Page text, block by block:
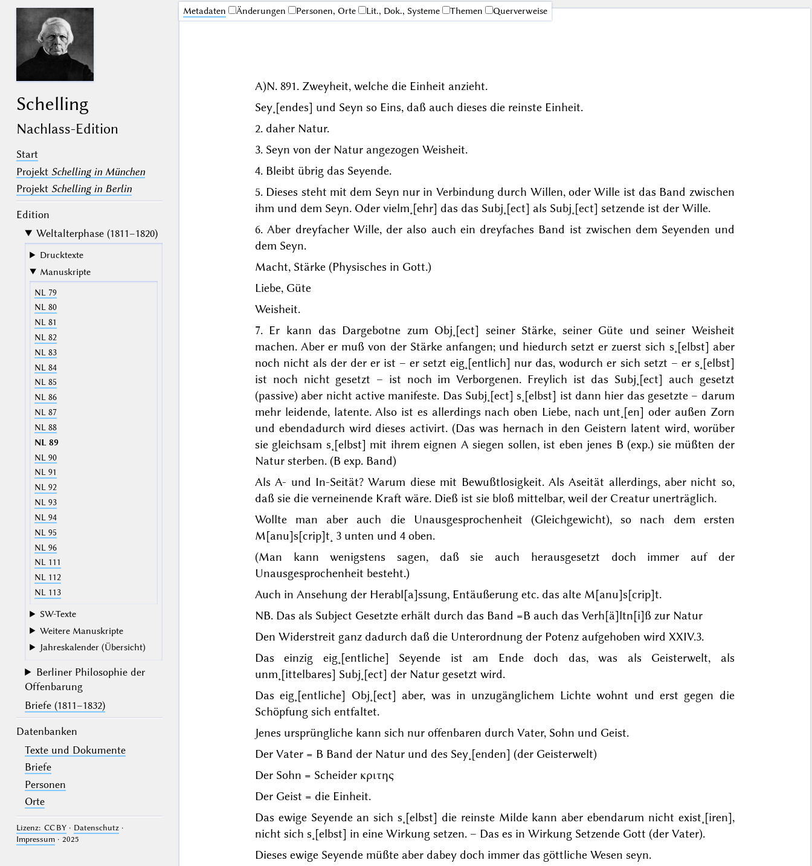
Schelling
Nachlass-Edition
Start
Projekt Schelling in München
Projekt Schelling in Berlin
Edition
Weltalterphase (1811–1820)
Drucktexte
Manuskripte
NL 79
NL 80
NL 81
NL 82
NL 83
NL 84
NL 85
NL 86
NL 87
NL 88
NL 89
NL 90
NL 91
NL 92
NL 93
NL 94
NL 95
NL 96
NL 111
NL 112
NL 113
SW-Texte
Weitere Manuskripte
Jahreskalender (Übersicht)
Berliner Philosophie der
Offenbarung
Briefe (1811–1832)
Datenbanken
Texte und Dokumente
Briefe
Personen
Orte
Lizenz: CC BY· Datenschutz·
Impressum· 2025
Me­ta­da­ten Änderungen Personen, Orte Lit., Dok., Systeme Themen Querverweise
A)N. 891. Zweyheit, welche die Einheit anzieht.
Sey˖[endes] und Seyn so Eins, daß auch dieses die reinste Einheit.
2. daher Natur.
3. Seyn von der Natur angezogen Weisheit.
4. Bleibt übrig das Seyende.
5. Dieses steht mit dem Seyn nur in Verbindung durch Willen, oder Wille ist das Band zwischen
ihm und dem Seyn. Oder vielm˖[ehr] das das Subj˖[ect] als Subj˖[ect] setzende ist der Wille.
6. Aber dreyfacher Wille, der also auch ein dreyfaches Band ist zwischen dem Seyenden und
dem Seyn.
Macht, Stärke (Physisches in Gott.)
Liebe, Güte
Weisheit.
7. Er kann das Dargebotne zum Obj˖[ect] seiner Stärke, seiner Güte und seiner Weisheit
machen. Aber er muß von der Stärke anfangen; und hiedurchsetzt er zuerst sich s˖[elbst] aber
noch nicht als der der er ist – er setzt eig˖[entlich] nur das, wodurch er sich setzt – er s˖[elbst]
ist noch nicht gesetzt – ist noch im Verborgenen. Freylich ist das Subj˖[ect] auch gesetzt
(passive) aber nicht active manifeste. Das Subj˖[ect] s˖[elbst] ist dann hier das gesetzte – darum
mehr leidende, latente. Also ist es allerdings nach oben Liebe, nach unt˖[en] oder außen Zorn
und ebendadurch wird dieses activirt. (Das was hernach in den Geistern latent wird, worüber
sie gleichsam s˖[elbst] mit ihrem eignen A siegen sollen, ist eben jenes B (exp.) sie müßten der
Natur sterben. (B exp. Band)
Als A- und In-Seität? Warum diese mit Bewußtlosigkeit. Als Aseität allerdings, aber nicht so,
daß sie die verneinende Kraft wäre. Dieß ist sie bloß mittelbar, weil der Creatur unerträglich.
Wollte man aber auch die Unausgesprochenheit (Gleichgewicht), so nach dem ersten
M[anu]s[crip]t˖ 3 unten und 4 oben.
(Man kann wenigstens sagen, daß sie auch herausgesetzt doch immer auf der
Unausgesprochenheit besteht.)
Auch in Ansehung der Herabl[a]ssung, Entäußerung etc. das alte M[anu]s[crip]t.
NB. Das als Subject Gesetzte erhält durch das Band =B auch das Verh[ä]ltn[i]ß zur Natur
Den Widerstreit ganz dadurch daß die Unterordnung der Potenz aufgehoben wird XXIV.3.
Das einzig eig˖[entliche] Seyende ist am Ende doch das, was als Geisterwelt, als
unm˖[ittelbares] Subj˖[ect] der Natur gesetzt wird.
Das eig˖[entliche] Obj˖[ect] aber, was in unzugänglichem Lichte wohnt und erst gegen die
Schöpfung sich entfaltet.
Jenes ursprüngliche kann sich nur offenbaren durch Vater, Sohn und Geist.
Der Vater = B Band der Natur und des Sey˖[enden] (der Geisterwelt)
Der Sohn = Scheider κριτης
Der Geist = die Einheit.
Das ewige Seyende an sich s˖[elbst] die reinste Milde kann aber ebendarum nicht exist˖[iren],
nicht sich s˖[elbst] in eine Wirkung setzen. – Das es in Wirkung Setzende Gott (der Vater).
Dieses ewige Seyende müßte aber dabey doch immer das göttliche Wesen seyn.